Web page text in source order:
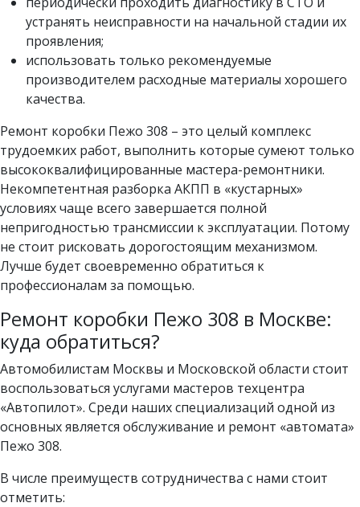
устранять неисправности на начальной стадии их
проявления;
использовать только рекомендуемые
производителем расходные материалы хорошего
качества.
Ремонт коробки Пежо 308 – это целый комплекс
трудоемких работ, выполнить которые сумеют только
высококвалифицированные мастера-ремонтники.
Некомпетентная разборка АКПП в «кустарных»
условиях чаще всего завершается полной
непригодностью трансмиссии к эксплуатации. Потому
не стоит рисковать дорогостоящим механизмом.
Лучше будет своевременно обратиться к
профессионалам за помощью.
Ремонт коробки Пежо 308 в Москве:
куда обратиться?
Автомобилистам Москвы и Московской области стоит
воспользоваться услугами мастеров техцентра
«Автопилот». Среди наших специализаций одной из
основных является обслуживание и ремонт «автомата»
Пежо 308.
В числе преимуществ сотрудничества с нами стоит
отметить: